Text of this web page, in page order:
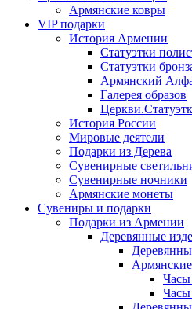
Армянские ковры
VIP подарки
История Армении
Статуэтки
Статуэтки
Армянский
Галерея образов
История России
Мировые деятели
Подарки из Дерева
Сувенирные
Сувенирные ночники
Армянские монеты
Сувениры и подарки
Подарки из Армении
Деревянные
Часы
Часы